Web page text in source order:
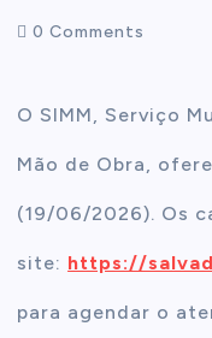
0 Comments
O SIMM, Serviço
Mão de Obra,
(19/06/2026). Os
site: https://
para agendar o